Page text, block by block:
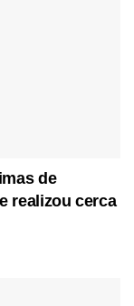
de
realizou cerca